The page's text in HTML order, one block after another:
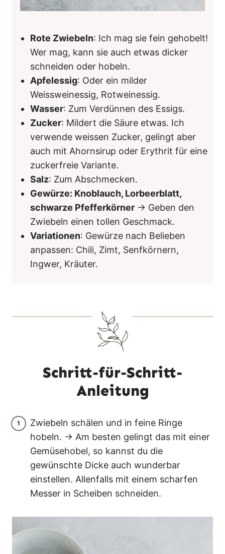
Rote Zwiebeln: Ich mag sie fein gehobelt!
Wer mag, kann sie auch etwas dicker
schneiden oder hobeln.
Apfelessig: Oder ein milder
Weissweinessig, Rotweinessig.
Wasser: Zum Verdünnen des Essigs.
Zucker: Mildert die Säure etwas. Ich
verwende weissen Zucker, gelingt aber
auch mit Ahornsirup oder Erythrit für eine
zuckerfreie Variante.
Salz: Zum Abschmecken.
Gewürze: Knoblauch, Lorbeerblatt,
schwarze Pfefferkörner → Geben den
Zwiebeln einen tollen Geschmack.
Variationen: Gewürze nach Belieben
anpassen: Chili, Zimt, Senfkörnern,
Ingwer, Kräuter.
Schritt-für-Schritt-
Anleitung
Zwiebeln schälen und in feine Ringe
hobeln. → Am besten gelingt das mit einer
Gemüsehobel, so kannst du die
gewünschte Dicke auch wunderbar
einstellen. Allenfalls mit einem scharfen
Messer in Scheiben schneiden.